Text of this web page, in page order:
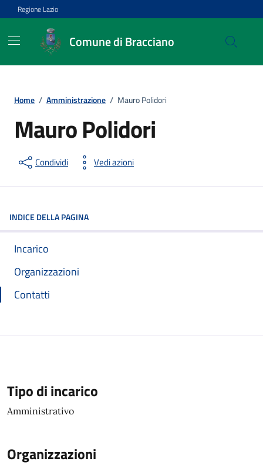
Vai ai contenuti
Vai al footer
Regione Lazio
Comune di Bracciano
Home / Amministrazione / Mauro Polidori
Mauro Polidori
Condividi Vedi azioni
INDICE DELLA PAGINA
Incarico
Organizzazioni
Contatti
Tipo di incarico
Amministrativo
Organizzazioni